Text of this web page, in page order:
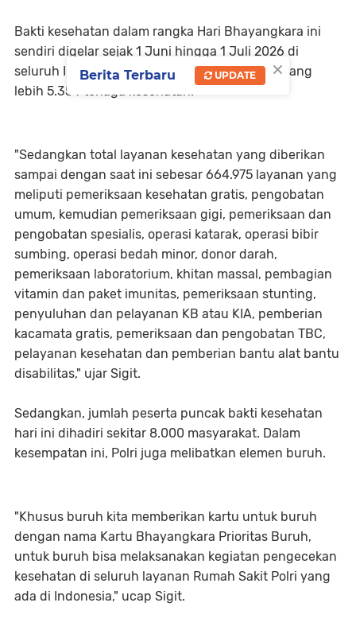
Bakti kesehatan dalam rangka Hari Bhayangkara ini
sendiri digelar sejak 1 Juni hingga 1 Juli 2026 di
seluruh Indonesia. Kegiatan ini melibatkan kurang
lebih 5.354 tenaga kesehatan.
"Sedangkan total layanan kesehatan yang diberikan
sampai dengan saat ini sebesar 664.975 layanan yang
meliputi pemeriksaan kesehatan gratis, pengobatan
umum, kemudian pemeriksaan gigi, pemeriksaan dan
pengobatan spesialis, operasi katarak, operasi bibir
sumbing, operasi bedah minor, donor darah,
pemeriksaan laboratorium, khitan massal, pembagian
vitamin dan paket imunitas, pemeriksaan stunting,
penyuluhan dan pelayanan KB atau KIA, pemberian
kacamata gratis, pemeriksaan dan pengobatan TBC,
pelayanan kesehatan dan pemberian bantu alat bantu
disabilitas," ujar Sigit.
Sedangkan, jumlah peserta puncak bakti kesehatan
hari ini dihadiri sekitar 8.000 masyarakat. Dalam
kesempatan ini, Polri juga melibatkan elemen buruh.
"Khusus buruh kita memberikan kartu untuk buruh
dengan nama Kartu Bhayangkara Prioritas Buruh,
untuk buruh bisa melaksanakan kegiatan pengecekan
kesehatan di seluruh layanan Rumah Sakit Polri yang
ada di Indonesia," ucap Sigit.
×
Berita Terbaru UPDATE